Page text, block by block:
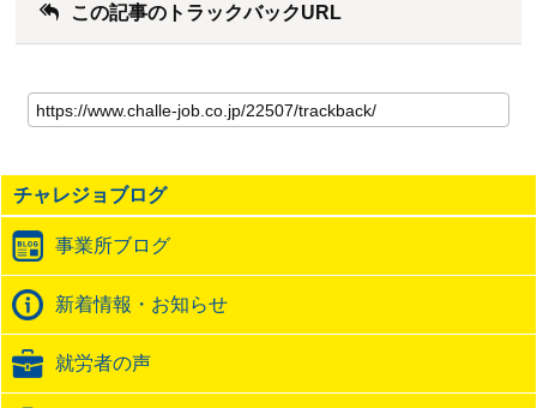
この記事のトラックバックURL
の
記
の
ト
ッ
ク
バ
ッ
URL
チャレジョブログ
事業所ブログ
新着情報・お知らせ
就労者の声